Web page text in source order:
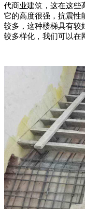
代商业建筑，这在这些
它的高度很强，抗震性
较多，这种楼梯具有较
较多样化，我们可以在